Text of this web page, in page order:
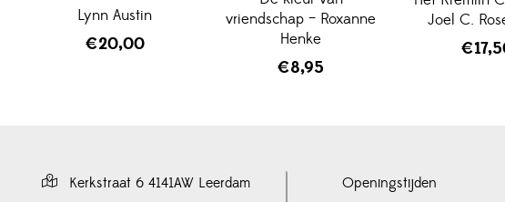
Lynn Austin
€20,00
vriendschap – Roxanne
Henke
€8,95
Joel C.
€
Kerkstraat 6 4141AW Leerdam
Openingstijden